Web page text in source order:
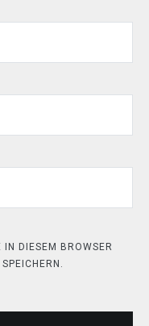
DIESEM BROWSER